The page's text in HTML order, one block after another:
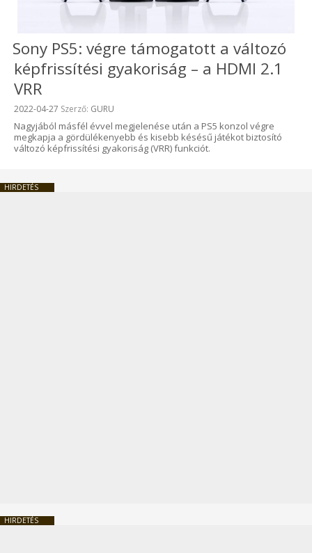
Sony PS5: végre támogatott a változó
képfrissítési gyakoriság – a HDMI 2.1
VRR
Beküldve:
2022-04-27 Szerző: GURU
Nagyjából másfél évvel megjelenése után a PS5 konzol végre
megkapja a gördülékenyebb és kisebb késésű játékot biztosító
változó képfrissítési gyakoriság (VRR) funkciót.
HIRDETÉS
HIRDETÉS